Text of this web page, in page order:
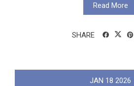
Read More
SHARE
JAN 18 2026